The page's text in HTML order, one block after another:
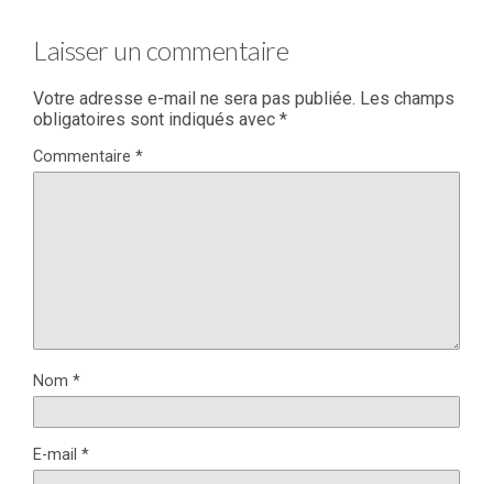
Laisser un commentaire
Votre adresse e-mail ne sera pas publiée. Les champs
obligatoires sont indiqués avec *
Commentaire *
Nom *
E-mail *